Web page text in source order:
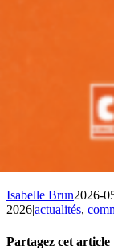
Isabelle Brun2026-
2026|actualités,
Partagez cet article